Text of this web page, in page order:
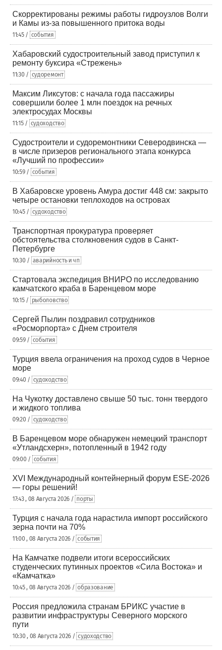
Скорректированы режимы работы гидроузлов Волги
и Камы из-за повышенного притока воды
11:45 / события
Хабаровский судостроительный завод приступил к
ремонту буксира «Стрежень»
11:30 / судоремонт
Максим Ликсутов: с начала года пассажиры
совершили более 1 млн поездок на речных
электросудах Москвы
11:15 / судоходство
Судостроители и судоремонтники Северодвинска —
в числе призеров регионального этапа конкурса
«Лучший по профессии»
10:59 / события
В Хабаровске уровень Амура достиг 448 см: закрыто
четыре остановки теплоходов на островах
10:45 / судоходство
Транспортная прокуратура проверяет
обстоятельства столкновения судов в Санкт-
Петербурге
10:30 / аварийность и чп
Стартовала экспедиция ВНИРО по исследованию
камчатского краба в Баренцевом море
10:15 / рыболовство
Сергей Пылин поздравил сотрудников
«Росморпорта» с Днем строителя
09:59 / события
Турция ввела ограничения на проход судов в Черное
море
09:40 / судоходство
На Чукотку доставлено свыше 50 тыс. тонн твердого
и жидкого топлива
09:20 / судоходство
В Баренцевом море обнаружен немецкий транспорт
«Утландсхерн», потопленный в 1942 году
09:00 / события
XVI Международный контейнерный форум ESE-2026
— горы решений!
17:43 , 08 Августа 2026 / порты
Турция с начала года нарастила импорт российского
зерна почти на 70%
11:00 , 08 Августа 2026 / события
На Камчатке подвели итоги всероссийских
студенческих путинных проектов «Сила Востока» и
«Камчатка»
10:45 , 08 Августа 2026 / образование
Россия предложила странам БРИКС участие в
развитии инфраструктуры Северного морского
пути
10:30 , 08 Августа 2026 / судоходство